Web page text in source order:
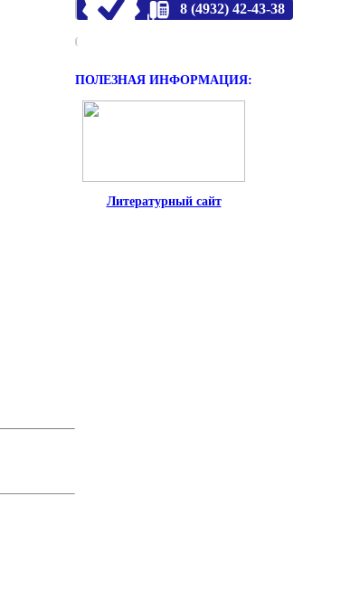
8 (4932) 42-43-38
ПОЛЕЗНАЯ ИНФОРМАЦИЯ:
Литературный сайт